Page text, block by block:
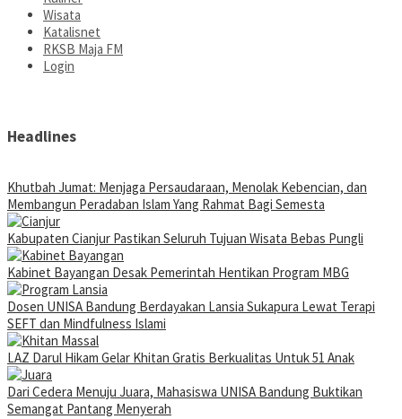
Wisata
Katalisnet
RKSB Maja FM
Login
Headlines
Khutbah Jumat: Menjaga Persaudaraan, Menolak Kebencian, dan
Membangun Peradaban Islam Yang Rahmat Bagi Semesta
Kabupaten Cianjur Pastikan Seluruh Tujuan Wisata Bebas Pungli
Kabinet Bayangan Desak Pemerintah Hentikan Program MBG
Dosen UNISA Bandung Berdayakan Lansia Sukapura Lewat Terapi
SEFT dan Mindfulness Islami
LAZ Darul Hikam Gelar Khitan Gratis Berkualitas Untuk 51 Anak
Dari Cedera Menuju Juara, Mahasiswa UNISA Bandung Buktikan
Semangat Pantang Menyerah